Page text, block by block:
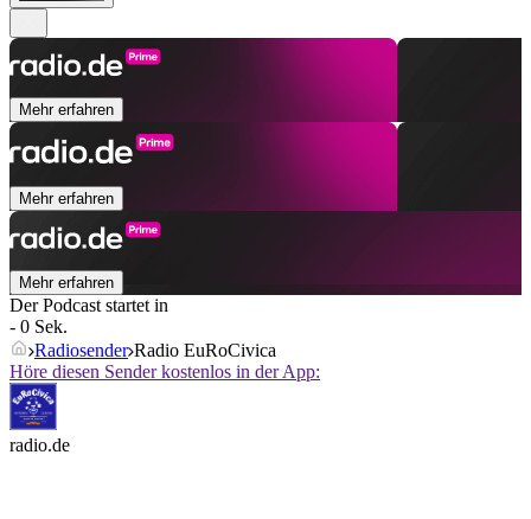
Mehr erfahren
Mehr erfahren
Mehr erfahren
Der Podcast startet in
- 0 Sek.
Radiosender Radio EuRoCivica
Höre diesen Sender kostenlos in der App:
radio.de